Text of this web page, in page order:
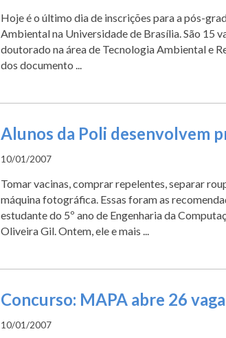
Hoje é o último dia de inscrições para a pós-
Ambiental na Universidade de Brasília. São 15
doutorado na área de Tecnologia Ambiental e
dos documento ...
Alunos da Poli desenvolvem
10/01/2007
Tomar vacinas, comprar repelentes, separar
máquina fotográfica. Essas foram as
estudante do 5º ano de Engenharia da
Oliveira Gil. Ontem, ele e mais ...
Concurso: MAPA abre 26
10/01/2007